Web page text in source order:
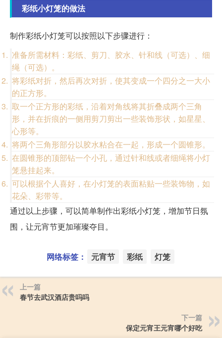
彩纸小灯笼的做法
制作彩纸小灯笼可以按照以下步骤进行：
准备所需材料：彩纸、剪刀、胶水、针和线（可选）、细
绳（可选）。
将彩纸对折，然后再次对折，使其变成一个四分之一大小
的正方形。
取一个正方形的彩纸，沿着对角线将其折叠成两个三角
形，并在折痕的一侧用剪刀剪出一些装饰形状，如星星、
心形等。
将两个三角形部分以胶水粘合在一起，形成一个圆锥形。
在圆锥形的顶部钻一个小孔，通过针和线或者细绳将小灯
笼悬挂起来。
可以根据个人喜好，在小灯笼的表面粘贴一些装饰物，如
花朵、彩带等。
通过以上步骤，可以简单制作出彩纸小灯笼，增加节日氛
围，让元宵节更加璀璨夺目。
网络标签： 元宵节 彩纸 灯笼
上一篇
春节去武汉酒店贵吗吗
下一篇
保定元宵王元宵哪个好吃